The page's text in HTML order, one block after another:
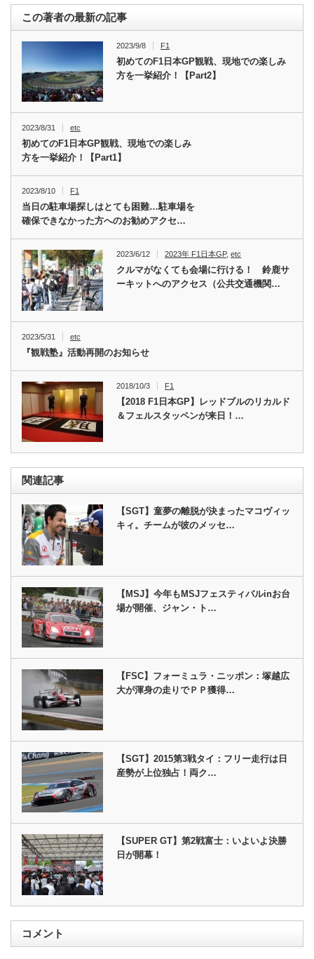
この著者の最新の記事
2023/9/8 F1
初めてのF1日本GP観戦、現地での楽しみ
方を一挙紹介！【Part2】
2023/8/31 etc
初めてのF1日本GP観戦、現地での楽しみ
方を一挙紹介！【Part1】
2023/8/10 F1
当日の駐車場探しはとても困難…駐車場を
確保できなかった方へのお勧めアクセ…
2023/6/12 2023年 F1日本GP,etc
クルマがなくても会場に行ける！ 鈴鹿サ
ーキットへのアクセス（公共交通機関…
2023/5/31 etc
『観戦塾』活動再開のお知らせ
2018/10/3 F1
【2018 F1日本GP】レッドブルのリカルド
＆フェルスタッペンが来日！…
関連記事
【SGT】童夢の離脱が決まったマコヴィッ
キィ。チームが彼のメッセ…
【MSJ】今年もMSJフェスティバルinお台
場が開催、ジャン・ト…
【FSC】フォーミュラ・ニッポン：塚越広
大が渾身の走りでＰＰ獲得…
【SGT】2015第3戦タイ：フリー走行は日
産勢が上位独占！両ク…
【SUPER GT】第2戦富士：いよいよ決勝
日が開幕！
コメント